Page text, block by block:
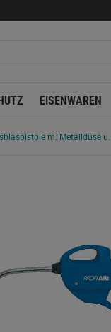
EISENWAREN
m. Metalldüse u.